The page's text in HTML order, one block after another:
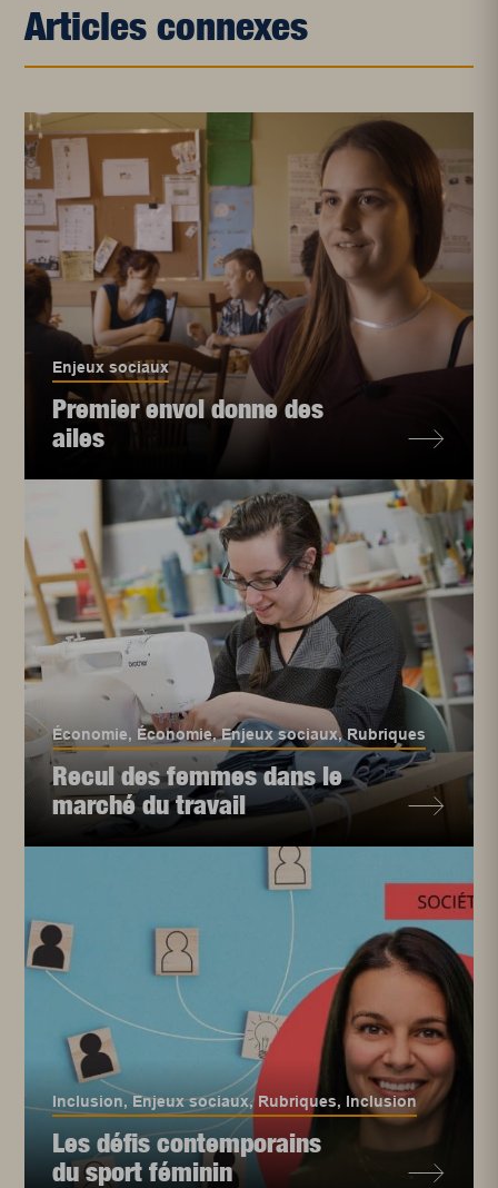
Articles connexes
Enjeux sociaux
Premier envol donne des
ailes
Économie, Économie,Enjeux sociaux, Rubriques
Recul des femmes dans le
marché du travail
Inclusion,Enjeux sociaux,Rubriques, Inclusion
Les défis contemporains
du sport féminin